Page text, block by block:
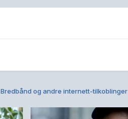
Bredbånd og andre internett-tilkoblinger